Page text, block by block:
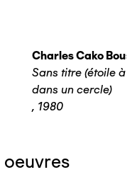
Charles Cako
Sans titre (étoile à
dans un cercle)
, 1980
oeuvres